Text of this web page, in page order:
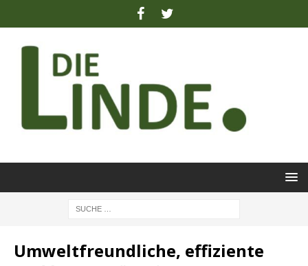
Umweltfreundliche, effiziente